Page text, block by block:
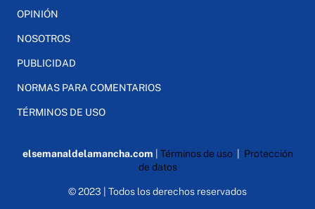
OPINIÓN
NOSOTROS
PUBLICIDAD
NORMAS PARA COMENTARIOS
TÉRMINOS DE USO
elsemanaldelamancha.com Términos de uso| Protección
de datos
© 2023 | Todos los derechos reservados